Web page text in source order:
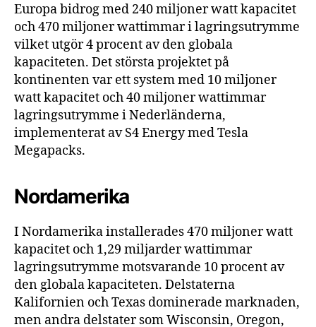
Europa bidrog med 240 miljoner watt kapacitet
och 470 miljoner wattimmar i lagringsutrymme
vilket utgör 4 procent av den globala
kapaciteten. Det största projektet på
kontinenten var ett system med 10 miljoner
watt kapacitet och 40 miljoner wattimmar
lagringsutrymme i Nederländerna,
implementerat av S4 Energy med Tesla
Megapacks.
Nordamerika
I Nordamerika installerades 470 miljoner watt
kapacitet och 1,29 miljarder wattimmar
lagringsutrymme motsvarande 10 procent av
den globala kapaciteten. Delstaterna
Kalifornien och Texas dominerade marknaden,
men andra delstater som Wisconsin, Oregon,